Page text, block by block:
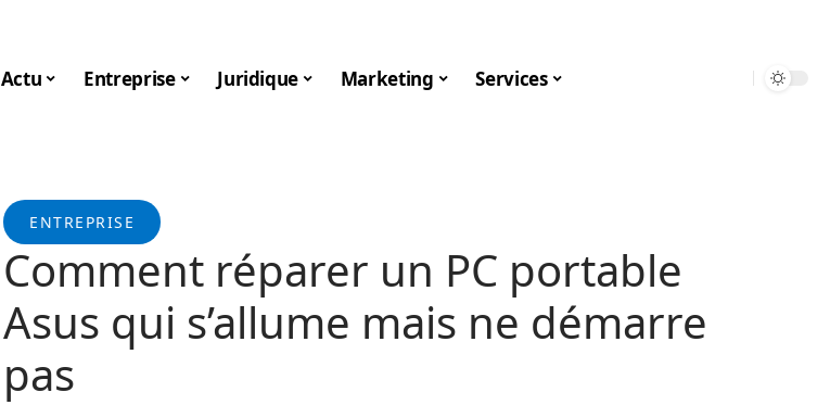
Actu Entreprise Juridique Marketing Services
ENTREPRISE
Comment réparer un PC portable
Asus qui s’allume mais ne démarre
pas